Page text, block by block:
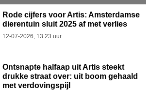
Rode cijfers voor Artis: Amsterdamse
dierentuin sluit 2025 af met verlies
12-07-2026, 13.23 uur
Ontsnapte halfaap uit Artis steekt
drukke straat over: uit boom gehaald
met verdovingspijl